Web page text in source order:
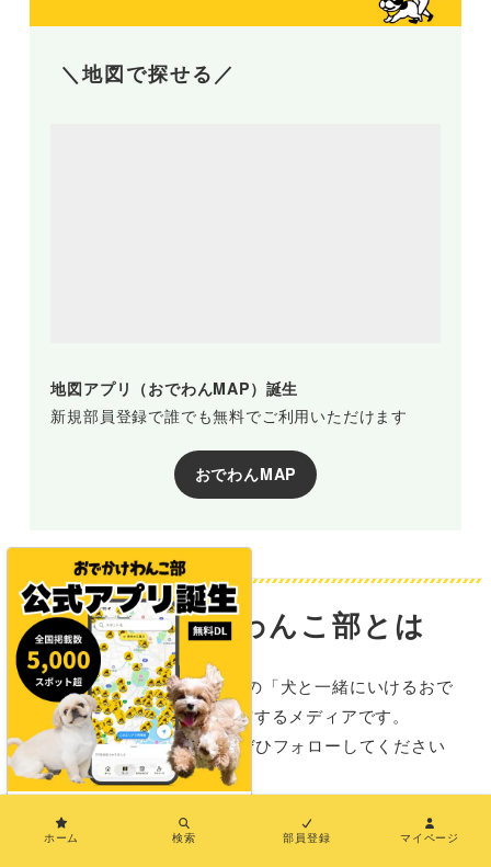
＼地図で探せる／
地図アプリ（おでわんMAP）誕生
新規部員登録で誰でも無料でご利用いただけます
おでわんMAP
おでかけわんこ部とは
おでかけわんこ部は、全国の「犬と一緒にいけるおで
かけ施設情報」を発信するメディアです。
SNSでも情報を発信中！ぜひフォローしてください
ね。
ホーム 検索 部員登録 マイページ